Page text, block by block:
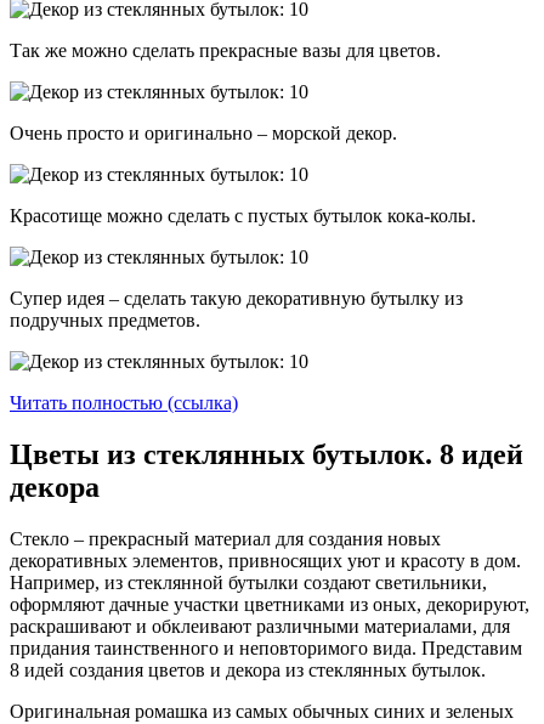
Так же можно сделать прекрасные вазы для цветов.
Очень просто и оригинально – морской декор.
Красотище можно сделать с пустых бутылок кока-колы.
Супер идея – сделать такую декоративную бутылку из
подручных предметов.
Читать полностью (ссылка)
Цветы из стеклянных бутылок. 8 идей
декора
Стекло – прекрасный материал для создания новых
декоративных элементов, привносящих уют и красоту в дом.
Например, из стеклянной бутылки создают светильники,
оформляют дачные участки цветниками из оных, декорируют,
раскрашивают и обклеивают различными материалами, для
придания таинственного и неповторимого вида. Представим
8 идей создания цветов и декора из стеклянных бутылок.
Оригинальная ромашка из самых обычных синих и зеленых